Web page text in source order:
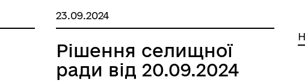
23.09.2024
Рішення селищної
ради від 20.09.2024